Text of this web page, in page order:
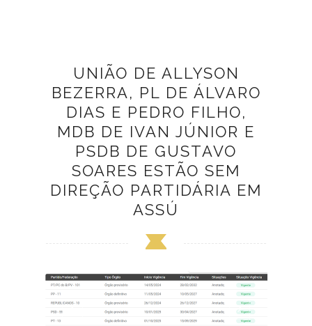
UNIÃO DE ALLYSON
BEZERRA, PL DE ÁLVARO
DIAS E PEDRO FILHO,
MDB DE IVAN JÚNIOR E
PSDB DE GUSTAVO
SOARES ESTÃO SEM
DIREÇÃO PARTIDÁRIA EM
ASSÚ